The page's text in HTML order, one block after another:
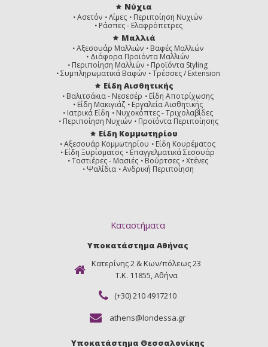
Νύχια
Ασετόν Λίμες
Περιποίηση Νυχιών
Ράσπες - Ελαφρόπετρες
Μαλλιά
Αξεσουάρ Μαλλιών
Βαφές Μαλλιών
Διάφορα Προϊόντα Μαλλιών
Περιποίηση Μαλλιών
Προϊόντα Styling
Συμπληρωματικά Βαφών
Τρέσσες / Extension
Είδη Αισθητικής
Βαλιτσάκια - Νεσεσέρ
Είδη Αποτρίχωσης
Είδη Μακιγιάζ
Εργαλεία Αισθητικής
Ιατρικά Είδη
Νυχοκόπτες - Τριχολαβίδες
Περιποίηση Νυχιών
Προϊόντα Περιποίησης
Είδη Κομμωτηρίου
Αξεσουάρ Κομμωτηρίου
Είδη Κουρέματος
Είδη Ξυρίσματος
Επαγγελματικά Σεσουάρ
Τοστιέρες - Μασιές
Βούρτσες
Χτένες
Ψαλίδια
Ανδρική Περιποίηση
Καταστήματα
Υποκατάστημα Αθήνας
Κατερίνης 2 & Κων/πόλεως 23
Τ.Κ. 11855, Αθήνα
(+30) 210 4917210
athens@londessa.gr
Υποκατάστημα Θεσσαλονίκης